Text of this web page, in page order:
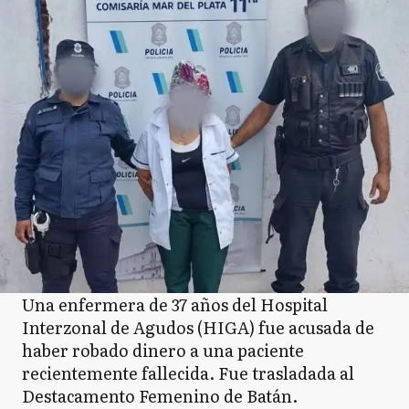
Una enfermera de 37 años del Hospital
Interzonal de Agudos (HIGA) fue acusada de
haber robado dinero a una paciente
recientemente fallecida. Fue trasladada al
Destacamento Femenino de Batán.